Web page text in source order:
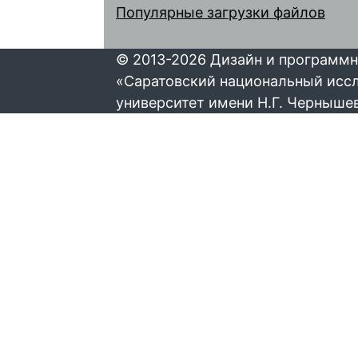
Популярные загрузки файлов
© 2013-2026 Дизайн и
«Саратовский национальный
университет имени Н.Г.